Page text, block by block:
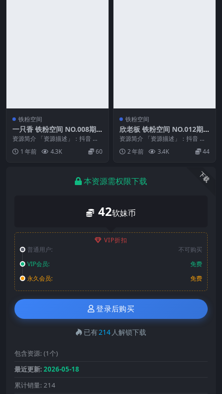
铁粉空间
一只香 铁粉空间 NO.008期
最新至：2025.2.22
资源简介 「资源描述」：抖音 一
只香 铁粉空间 NO.008期 【6P10
V】最...
1 年前 4.3K 60
铁粉空间
欣老板 铁粉空间 NO.012期
最新至：2025.1.22
资源简介 「资源描述」：抖音 欣
老板 铁粉空间 NO.012期 【19P】
最新至...
2 年前 3.4K 44
下载
本资源需权限下载
42软妹币
VIP折扣
普通用户:
不可购买
VIP会员:
免费
永久会员:
免费
登录后购买
已有214 人解锁下载
包含资源: (1个)
最近更新: 2026-05-18
累计销量: 214